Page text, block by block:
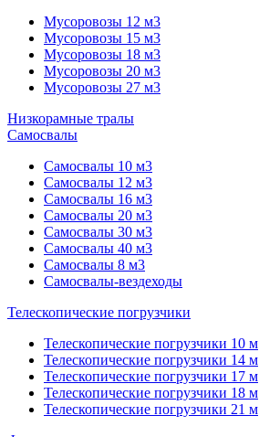
Мусоровозы 12 м3
Мусоровозы 15 м3
Мусоровозы 18 м3
Мусоровозы 20 м3
Мусоровозы 27 м3
Низкорамные тралы
Самосвалы
Самосвалы 10 м3
Самосвалы 12 м3
Самосвалы 16 м3
Самосвалы 20 м3
Самосвалы 30 м3
Самосвалы 40 м3
Самосвалы 8 м3
Самосвалы-вездеходы
Телескопические погрузчики
Телескопические погрузчики 10 м
Телескопические погрузчики 14 м
Телескопические погрузчики 17 м
Телескопические погрузчики 18 м
Телескопические погрузчики 21 м